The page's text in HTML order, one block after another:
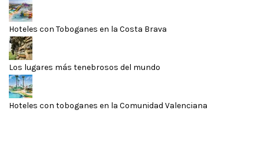
Hoteles con Toboganes en la Costa Brava
Los lugares más tenebrosos del mundo
Hoteles con toboganes en la Comunidad Valenciana